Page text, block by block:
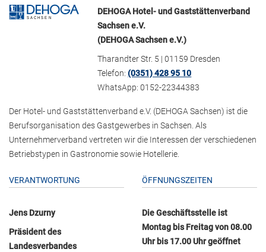
DEHOGA Hotel- und Gaststättenverband
Sachsen e.V.
(DEHOGA Sachsen e.V.)
Tharandter Str. 5 | 01159 Dresden
Telefon:(0351) 428 95 10
WhatsApp: 0152-22344383
Der Hotel- und Gaststättenverband e.V. (DEHOGA Sachsen) ist die
Berufsorganisation des Gastgewerbes in Sachsen. Als
Unternehmerverband vertreten wir die Interessen der verschiedenen
Betriebstypen in Gastronomie sowie Hotellerie.
VERANTWORTUNG
Jens Dzurny
Präsident des
Landesverbandes
ÖFFNUNGSZEITEN
Die Geschäftsstelle ist
Montag bis Freitag von 08.00
Uhr bis 17.00 Uhr geöffnet